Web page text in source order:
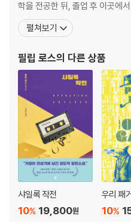
1942년 6월 ~1942년 10월
1942년 10월
힘든 시절 … 397
1942년 10월
가시지 않는 두려움 … 449
· 독자를 위한 주
· 주요 인물들의 실제 연대기
학을 전공한 뒤, 졸업 후 이곳에
와와 프린스턴, 펜실베이니아 대
치며 창작 활동을 계속했다. 1959년 유대인의 풍속을 묘사한 단편집
도서상을 수상하며 이름을 알렸다.
펼쳐보기
필립 로스의 다른 상품
샤일록 작전
19,800원
10%
우리 패
10%